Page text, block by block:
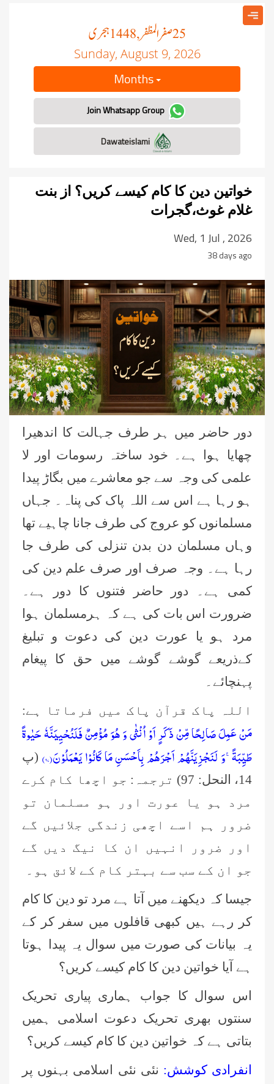
25صفر المظفر, 1448 ہجری
Sunday, August 9, 2026
Months
Join Whatsapp Group
خواتین دین کا کام کیسے کریں؟ از بنت
غلام غوث،گجرات
Wed, 1 Jul , 2026
38 days ago
دور حاضر میں ہر طرف جہالت کا اندھیرا
چھایا ہوا ہے۔ خود ساختہ رسومات اور لا
علمی کی وجہ سے جو معاشرے میں بگاڑ پیدا
ہو رہا ہے اس سے اللہ پاک کی پناہ۔ جہاں
مسلمانوں کو عروج کی طرف جانا چاہیے تھا
وہاں مسلمان دن بدن تنزلی کی طرف جا
رہا ہے۔ وجہ صرف اور صرف علم دین کی
کمی ہے۔ دور حاضر فتنوں کا دور ہے۔
ضرورت اس بات کی ہے کہ ہرمسلمان ہوا
مرد ہو یا عورت دین کی دعوت و تبلیغ
کےذریعے گوشے گوشے میں حق کا پیغام
پہنچائے۔
اللہ پاک قرآن پاک میں فرماتا ہے:
مَنْ عَمِلَ صَالِحًا مِّنْ ذَكَرٍ اَوْ اُنْثٰى وَ هُوَ مُؤْمِنٌ فَلَنُحْیِیَنَّهٗ حَیٰوةً
طَیِّبَةًۚ-وَ لَنَجْزِیَنَّهُمْ اَجْرَهُمْ بِاَحْسَنِ مَا كَانُوْا یَعْمَلُوْنَ(۹۷) (پ
14، النحل: 97) ترجمہ: جو اچھا کام کرے
مرد ہو یا عورت اور ہو مسلمان تو
ضرور ہم اسے اچھی زندگی جلائیں گے
اور ضرور انہیں ان کا نیگ دیں گے
جو ان کے سب سے بہتر کام کے لائق ہو۔
جیسا کہ دیکھنے میں آتا ہے مرد تو دین کا کام
کر رہے ہیں کبھی قافلوں میں سفر کر کے
یہ بیانات کی صورت میں سوال یہ پیدا ہوتا
ہے آیا خواتین دین کا کام کیسے کریں؟
اس سوال کا جواب ہماری پیاری تحریک
سنتوں بھری تحریک دعوت اسلامی ہمیں
بتاتی ہے کہ خواتین دین کا کام کیسے کریں؟
انفرادی کوشش: نئی نئی اسلامی بہنوں پر